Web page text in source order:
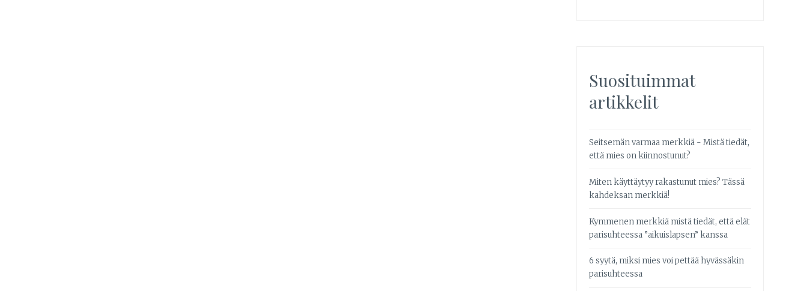
Suosituimmat
artikkelit
Seitsemän varmaa merkkiä - Mistä tiedät,
että mies on kiinnostunut?
Miten käyttäytyy rakastunut mies? Tässä
kahdeksan merkkiä!
Kymmenen merkkiä mistä tiedät, että elät
parisuhteessa ”aikuislapsen” kanssa
6 syytä, miksi mies voi pettää hyvässäkin
parisuhteessa